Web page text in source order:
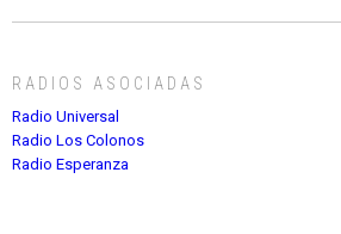
RADIOS ASOCIADAS
Radio Universal
Radio Los Colonos
Radio Esperanza